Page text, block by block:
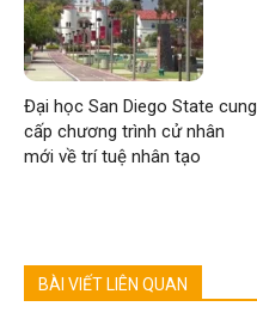
Đại học San Diego State cung
cấp chương trình cử nhân
mới về trí tuệ nhân tạo
BÀI VIẾT LIÊN QUAN